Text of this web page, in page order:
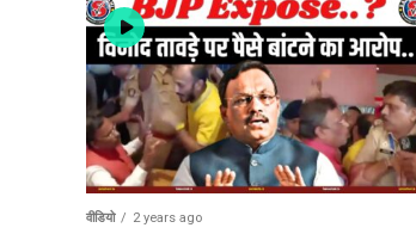
वीडियो 2 years ago